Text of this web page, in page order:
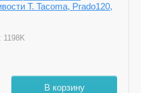
T. Tacoma, Prado120,
1198K
В корзину